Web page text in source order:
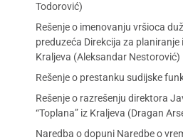
Todorović)
Rešenje o imenovanju vršioca
preduzeća Direkcija za planiranje
Kraljeva (Aleksandar Nestorović)
Rešenje o prestanku sudijske
Rešenje o razrešenju direktora
“Toplana” iz Kraljeva (Dragan
Naredba o dopuni Naredbe o